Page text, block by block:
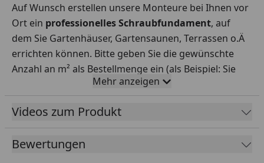
Auf Wunsch erstellen unsere Monteure bei Ihnen vor
Ort ein professionelles Schraubfundament, auf
dem Sie Gartenhäuser, Gartensaunen, Terrassen o.Ä
errichten können. Bitte geben Sie die gewünschte
Anzahl an m² als Bestellmenge ein (als Beispiel: Sie
wünschen ein Schraubfundament mit den Maßen 3 x
3 Metern, dann müssten 9 Stück dieses Artikels
bestellt werden). Es gelten die folgenden
Montagebedingungen.
Der Preis beinhaltet die Anfahrt, jegliches Material
Mehr anzeigen
Videos zum Produkt
Bewertungen